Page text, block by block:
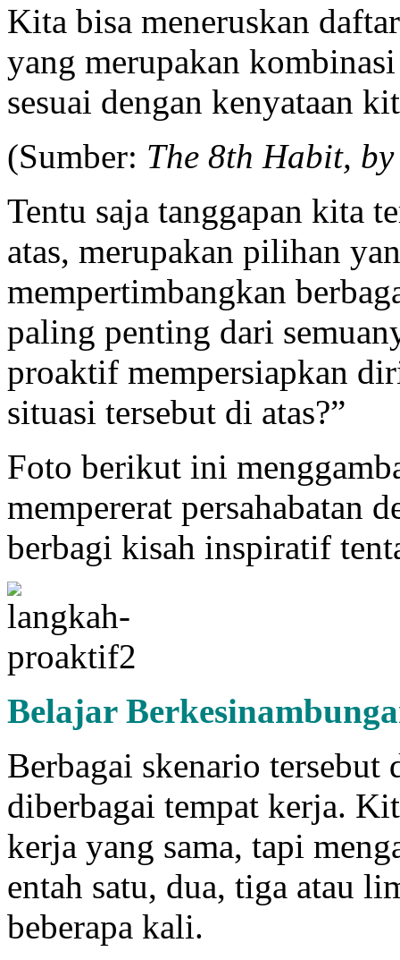
Kita bisa meneruskan
yang merupakan
sesuai dengan kenyataan
(Sumber: The 8th Habit, by
Tentu saja tanggapan kita
atas, merupakan pilihan
mempertimbangkan
paling penting dari
proaktif mempersiapkan
situasi tersebut di atas?”
Foto berikut ini
mempererat persahabatan
berbagi kisah inspiratif
Belajar
Berbagai skenario
diberbagai tempat kerja.
kerja yang sama, tapi
entah satu, dua, tiga atau
beberapa kali.